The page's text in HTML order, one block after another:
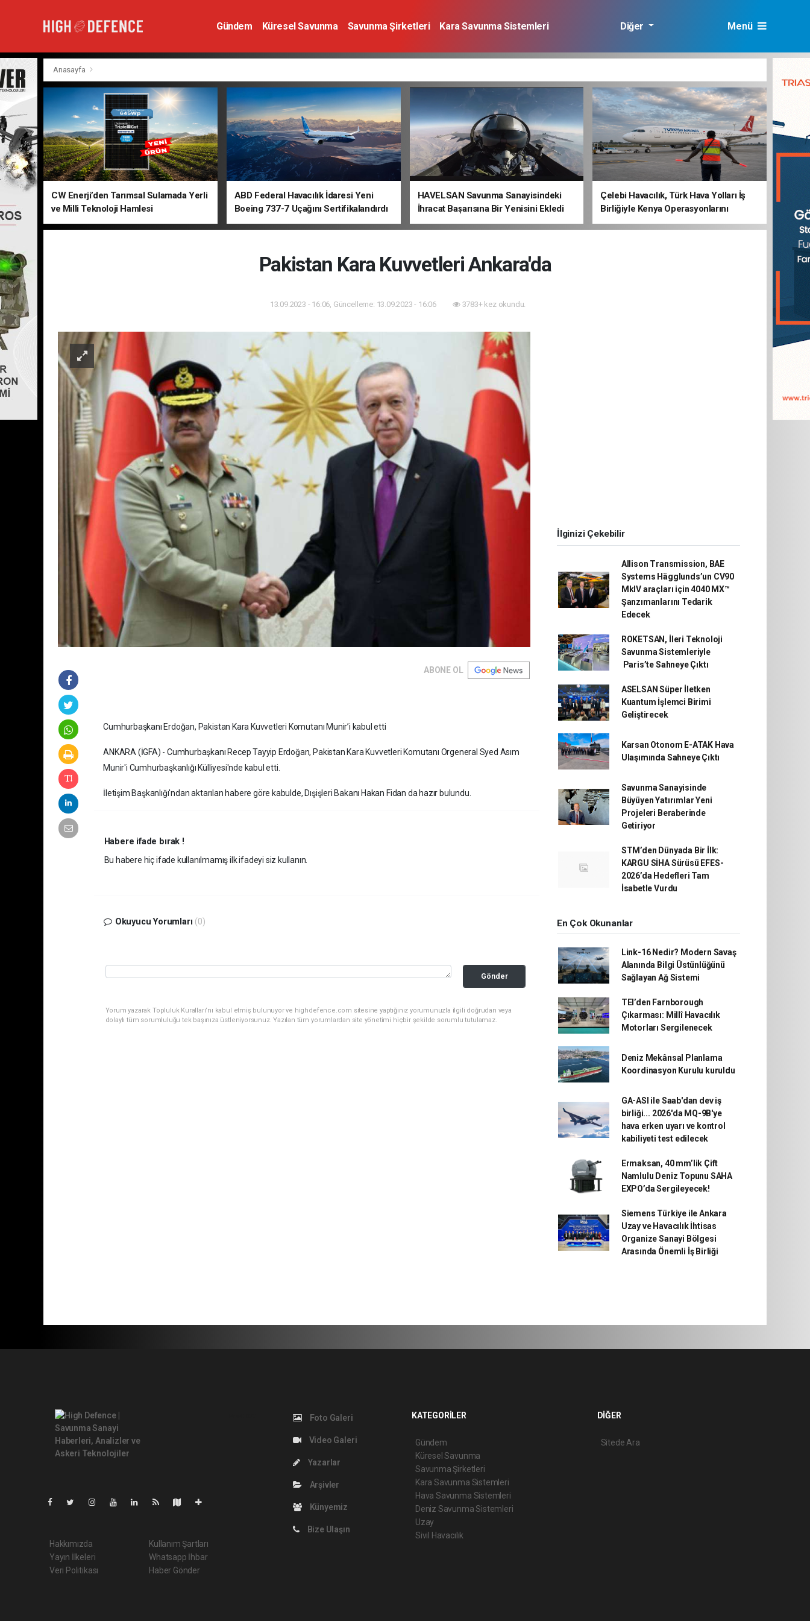
Gündem Küresel Savunma Savunma Şirketleri
Kara Savunma Sistemleri
Diğer Menü
Anasayfa
CW Enerji’den Tarımsal Sulamada Yerli
ve Milli Teknoloji Hamlesi
ABD Federal Havacılık İdaresi Yeni
Boeing 737-7 Uçağını Sertifikalandırdı
HAVELSAN Savunma Sanayisindeki
İhracat Başarısına Bir Yenisini Ekledi
Çelebi Havacılık, Türk Hava Yolları İş
Birliğiyle Kenya Operasyonlarını
Güçlendiriyor
Pakistan Kara Kuvvetleri Ankara'da
13.09.2023 - 16:06, Güncelleme: 13.09.2023 - 16:06 3783+ kez okundu.
ABONE OL
Cumhurbaşkanı Erdoğan, Pakistan Kara Kuvvetleri Komutanı Munir’i kabul etti
ANKARA (İGFA) - Cumhurbaşkanı Recep Tayyip Erdoğan, Pakistan Kara Kuvvetleri Komutanı Orgeneral Syed Asım
Munir'i Cumhurbaşkanlığı Külliyesi'nde kabul etti.
İletişim Başkanlığı'ndan aktarılan habere göre kabulde, Dışişleri Bakanı Hakan Fidan da hazır bulundu.
Habere ifade bırak !
Bu habere hiç ifade kullanılmamış ilk ifadeyi siz kullanın.
Okuyucu Yorumları (0)
Gönder
Yorum yazarak Topluluk Kuralları’nı kabul etmiş bulunuyor ve highdefence.com sitesine yaptığınız yorumunuzla ilgili doğrudan veya
dolaylı tüm sorumluluğu tek başınıza üstleniyorsunuz. Yazılan tüm yorumlardan site yönetimi hiçbir şekilde sorumlu tutulamaz.
İlginizi Çekebilir
Allison Transmission, BAE
Systems Hägglunds’un CV90
MkIV araçları için 4040 MX™
Şanzımanlarını Tedarik
Edecek
ROKETSAN, İleri Teknoloji
Savunma Sistemleriyle
Paris’te Sahneye Çıktı
ASELSAN Süper İletken
Kuantum İşlemci Birimi
Geliştirecek
Karsan Otonom E-ATAK Hava
Ulaşımında Sahneye Çıktı
Savunma Sanayisinde
Büyüyen Yatırımlar Yeni
Projeleri Beraberinde
Getiriyor
STM’den Dünyada Bir İlk:
KARGU SİHA Sürüsü EFES-
2026’da Hedefleri Tam
İsabetle Vurdu
En Çok Okunanlar
Link-16 Nedir? Modern Savaş
Alanında Bilgi Üstünlüğünü
Sağlayan Ağ Sistemi
TEI’den Farnborough
Çıkarması: Millî Havacılık
Motorları Sergilenecek
Deniz Mekânsal Planlama
Koordinasyon Kurulu kuruldu
GA-ASI ile Saab'dan dev iş
birliği... 2026'da MQ-9B'ye
hava erken uyarı ve kontrol
kabiliyeti test edilecek
Ermaksan, 40 mm’lik Çift
Namlulu Deniz Topunu SAHA
EXPO’da Sergileyecek!
Siemens Türkiye ile Ankara
Uzay ve Havacılık İhtisas
Organize Sanayi Bölgesi
Arasında Önemli İş Birliği
Hakkımızda
Yayın İlkeleri
Veri Politikası
Kullanım Şartları
Whatsapp İhbar
Haber Gönder
Foto Galeri
Video Galeri
Yazarlar
Arşivler
Künyemiz
Bize Ulaşın
KATEGORİLER
Gündem
Küresel Savunma
Savunma Şirketleri
Kara Savunma Sistemleri
Hava Savunma Sistemleri
Deniz Savunma Sistemleri
Uzay
Sivil Havacılık
DİĞER
Sitede Ara